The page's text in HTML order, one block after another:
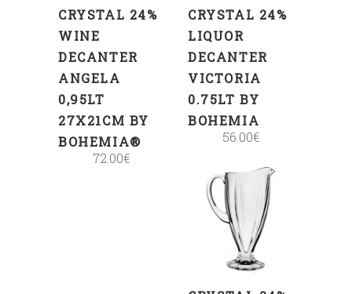
CRYSTAL 24%
WINE
DECANTER
ANGELA
0,95LT
27X21CM BY
BOHEMIA®
72.00€
CRYSTAL 24%
LIQUOR
DECANTER
VICTORIA
0.75LT BY
BOHEMIA
56.00€
TO
CART